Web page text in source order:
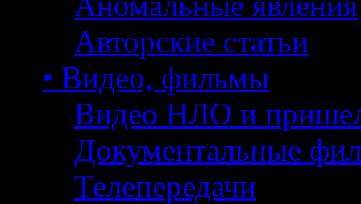
Авторские статьи
• Видео, фильмы
Видео НЛО и
Документальные
Телепередачи